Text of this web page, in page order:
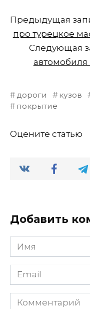
Предыдущая
про турецкое
Следующая
автомобиля
дороги кузов
покрытие
Оцените статью
Добавить
Имя
Email
Комментарий